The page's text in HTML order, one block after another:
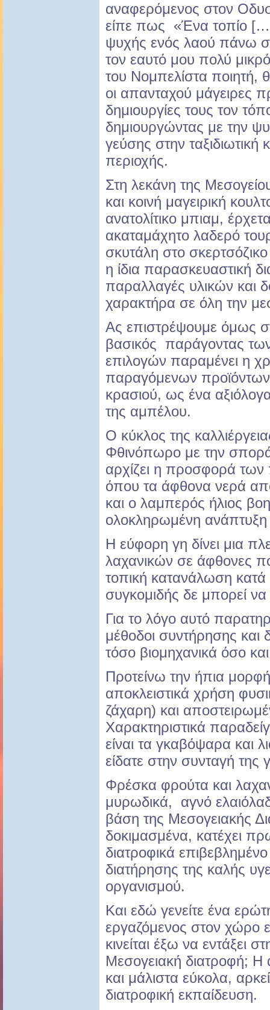
αναφερόμενος στον
είπε πως «Ένα τοπίο […]
ψυχής ενός λαού πάνω
τον εαυτό μου πολύ
του Νομπελίστα
οι απανταχού μάγειρες
δημιουργίες τους τον
δημιουργώντας με την
γεύσης στην ταξιδιωτική
περιοχής.
Στη λεκάνη της
και κοινή μαγειρική
ανατολίτικο μπιαμ,
ακαταμάχητο λαδερό
σκυτάλη στο
η ίδια παρασκευαστική
παραλλαγές υλικών και
χαρακτήρα σε όλη την
Ας επιστρέψουμε όμως
βασικός παράγοντας
επιλογών παραμένει η
παραγόμενων προϊόντων
κρασιού, ως ένα
της αμπέλου.
Ο κύκλος της
Φθινόπωρο με την σπορά
αρχίζει η προσφορά
όπου τα άφθονα νερά
και ο λαμπερός ήλιος
ολοκληρωμένη
Η εύφορη γη δίνει μια
λαχανικών σε άφθονες
τοπική κατανάλωση κατά
συγκομιδής δε μπορεί
Για το λόγο αυτό
μέθοδοι συντήρησης και
τόσο βιομηχανικά όσο και
Προτείνω την ήπια
αποκλειστικά χρήση
ζάχαρη) και
Χαρακτηριστικά
είναι τα γκαβόψαρα και
είδατε στην συνταγή της
Φρέσκα φρούτα και
μυρωδικά, αγνό
βάση της Μεσογειακής
δοκιμασμένα, κατέχει
διατροφικά
διατήρησης της καλής
οργανισμού.
Και εδώ γενείτε ένα
εργαζόμενος στον χώρο
κινείται έξω να εντάξει
Μεσογειακή διατροφή; Η
και μάλιστα εύκολα,
διατροφική εκπαίδευση.